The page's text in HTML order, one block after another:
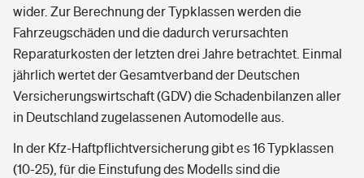
wider. Zur Berechnung der Typklassen werden die
Fahrzeugschäden und die dadurch verursachten
Reparaturkosten der letzten drei Jahre betrachtet. Einmal
jährlich wertet der Gesamtverband der Deutschen
Versicherungswirtschaft (GDV) die Schadenbilanzen aller
in Deutschland zugelassenen Automodelle aus.
In der Kfz-Haftpflichtversicherung gibt es 16 Typklassen
(10-25), für die Einstufung des Modells sind die